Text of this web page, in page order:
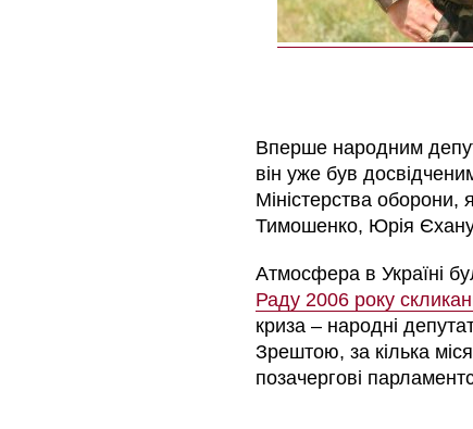
Вперше народним
він уже був
Міністерства оборони,
Тимошенко, Юрія
Атмосфера в Україні
Раду 2006 року
криза –народні
Зрештою, за кілька
позачергові